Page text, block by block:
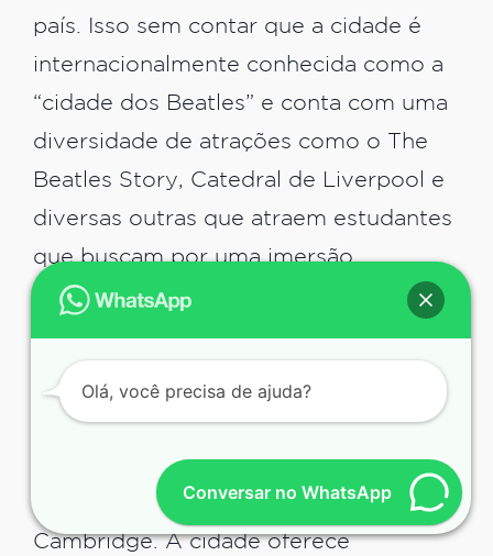
país. Isso sem contar que a cidade é
internacionalmente conhecida como a
“cidade dos Beatles” e conta com uma
diversidade de atrações como o The
Beatles Story, Catedral de Liverpool e
diversas outras que atraem estudantes
que buscam por uma imersão
completa.
Cambridge
Cambridge fica há pouco mais de 1
hora de Londres e é sede da
prestigiada Universidade de
Cambridge. A cidade oferece
Conversar no WhatsApp
Olá, você precisa de ajuda?